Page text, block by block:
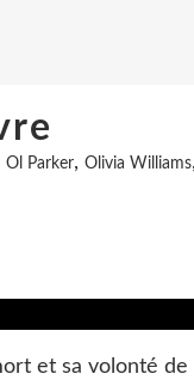
Ol Parker, Olivia Williams,
et sa volonté de